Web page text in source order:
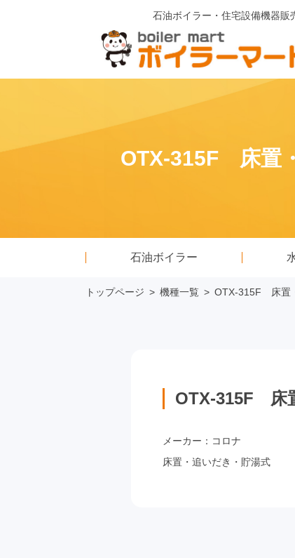
石油ボイラー・住宅設備機器販
OTX-315F 床置
石油ボイラー
トップページ > 機種一覧 > OTX-315F 床置
OTX-315F 床
メーカー：コロナ
床置・追いだき・貯湯式